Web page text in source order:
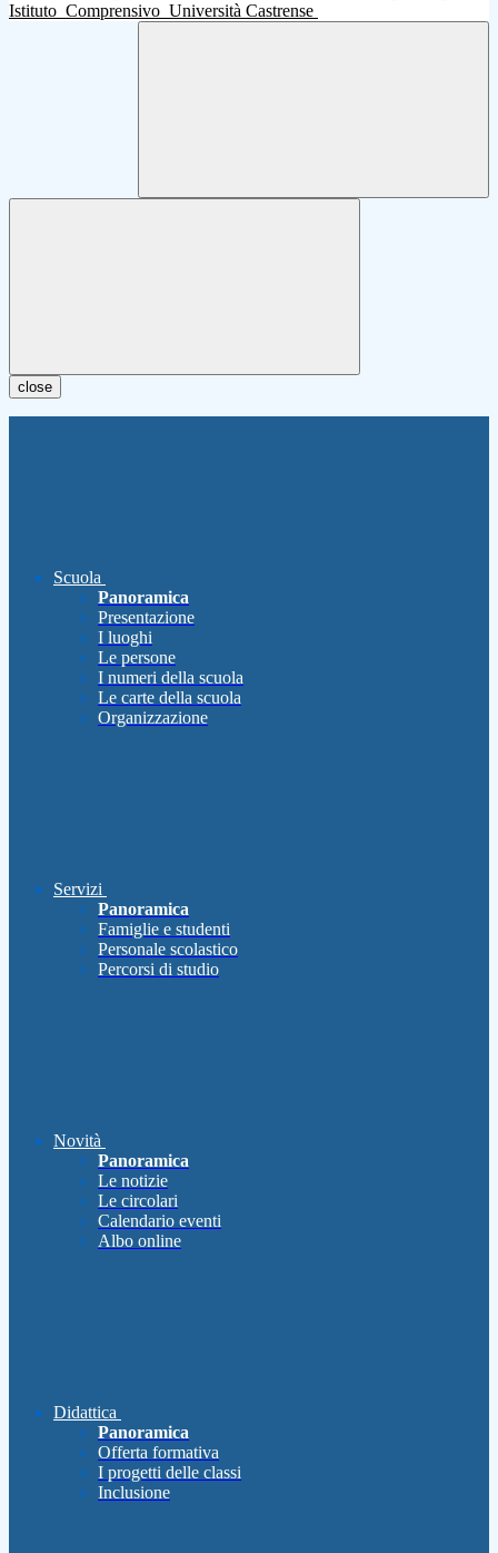
Istituto Comprensivo Università Castrense
close
Scuola
Panoramica
Presentazione
I luoghi
Le persone
I numeri della scuola
Le carte della scuola
Organizzazione
Servizi
Panoramica
Famiglie e studenti
Personale scolastico
Percorsi di studio
Novità
Panoramica
Le notizie
Le circolari
Calendario eventi
Albo online
Didattica
Panoramica
Offerta formativa
I progetti delle classi
Inclusione